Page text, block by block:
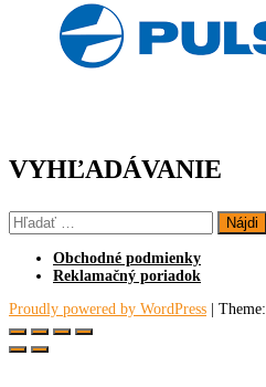
VYHĽADÁVANIE
Hľadať:
Obchodné podmienky
Reklamačný poriadok
Proudly powered by WordPress | Theme: